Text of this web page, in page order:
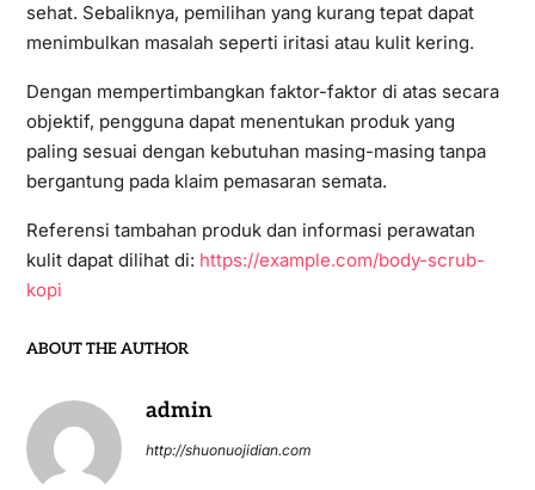
sehat. Sebaliknya, pemilihan yang kurang tepat dapat
menimbulkan masalah seperti iritasi atau kulit kering.
Dengan mempertimbangkan faktor-faktor di atas secara
objektif, pengguna dapat menentukan produk yang
paling sesuai dengan kebutuhan masing-masing tanpa
bergantung pada klaim pemasaran semata.
Referensi tambahan produk dan informasi perawatan
kulit dapat dilihat di: https://example.com/body-scrub-
kopi
ABOUT THE AUTHOR
admin
http://shuonuojidian.com